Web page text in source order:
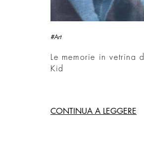
#Art
Le memorie in vetrina
Kid
CONTINUA A LEGGERE